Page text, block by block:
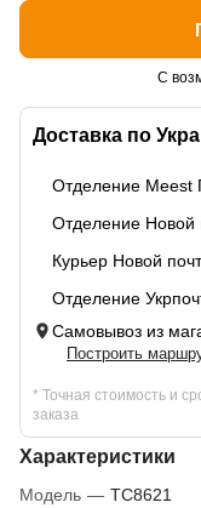
Доставка по
Отделение
Отделение Новой
Курьер Новой
Отделение
Самовывоз из
Построить
* Точная стоимость и
заказа
Характеристики
Модель — TC8621
С